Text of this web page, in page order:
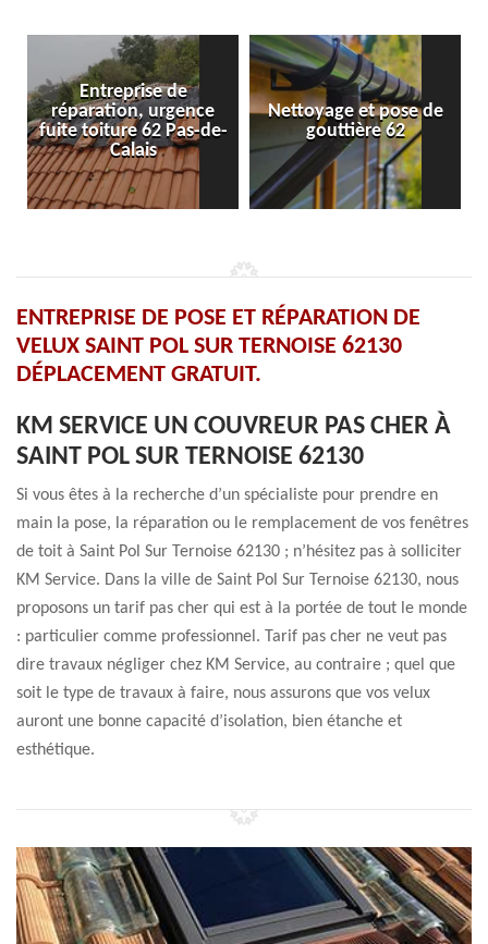
Entreprise de
urgence
toiture 62 Pas-de-
Calais
Nettoyage et pose de
gouttière 62
Pose
ENTREPRISE DE POSE ET RÉPARATION DE
VELUX SAINT POL SUR TERNOISE 62130
DÉPLACEMENT GRATUIT.
KM SERVICE UN COUVREUR PAS CHER À
SAINT POL SUR TERNOISE 62130
Si vous êtes à la recherche d’un spécialiste pour prendre en
main la pose, la réparation ou le remplacement de vos fenêtres
de toit à Saint Pol Sur Ternoise 62130 ; n’hésitez pas à solliciter
KM Service. Dans la ville de Saint Pol Sur Ternoise 62130, nous
proposons un tarif pas cher qui est à la portée de tout le monde
: particulier comme professionnel. Tarif pas cher ne veut pas
dire travaux négliger chez KM Service, au contraire ; quel que
soit le type de travaux à faire, nous assurons que vos velux
auront une bonne capacité d’isolation, bien étanche et
esthétique.